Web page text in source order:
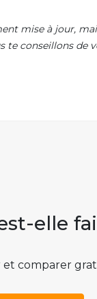
mise à jour,
te conseillons de
elle
comparer